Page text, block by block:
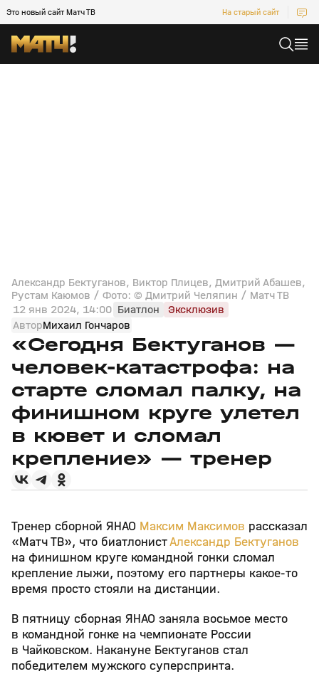
Это новый сайт Матч ТВ На старый сайт
Александр Бектуганов, Виктор Плицев, Дмитрий Абашев,
Рустам Каюмов / Фото: © Дмитрий Челяпин / Матч ТВ
12 янв 2024, 14:00 Биатлон
Эксклюзив
АвторМихаил Гончаров
«Сегодня Бектуганов —
человек‑катастрофа: на
старте сломал палку, на
финишном круге улетел
в кювет и сломал
крепление» — тренер
Тренер сборной ЯНАО Максим Максимов рассказал
«Матч ТВ», что биатлонистАлександр Бектуганов
на финишном круге командной гонки сломал
крепление лыжи, поэтому его партнеры какое‑то
время просто стояли на дистанции.
В пятницу сборная ЯНАО заняла восьмое место
в командной гонке на чемпионате России
в Чайковском. Накануне Бектуганов стал
победителем мужского суперспринта.